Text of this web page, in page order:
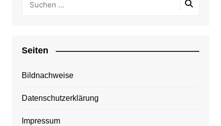
Seiten
Bildnachweise
Datenschutzerklärung
Impressum